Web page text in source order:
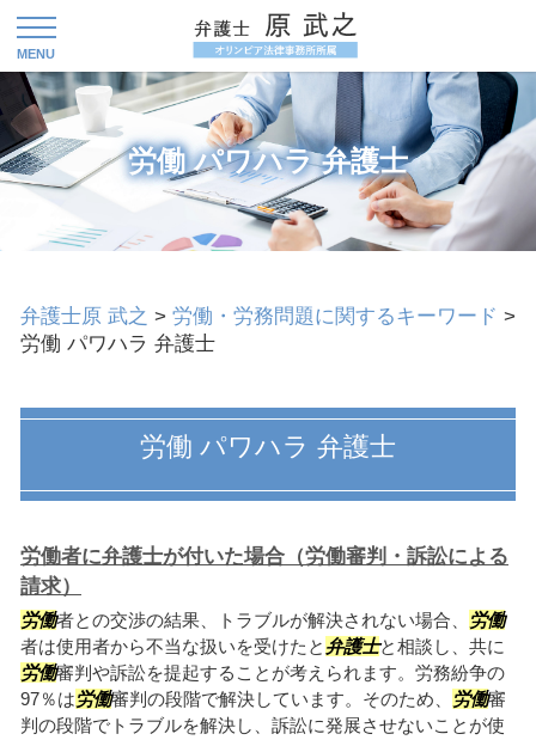
労働 パワハラ 弁護士
弁護士原 武之 > 労働・労務問題に関するキーワード >
労働 パワハラ 弁護士
労働 パワハラ 弁護士
労働者に弁護士が付いた場合（労働審判・訴訟による
請求）
労働者との交渉の結果、トラブルが解決されない場合、
労働
者は使用者から不当な扱いを受けたと 弁護士と相談し、共に
労働審判や訴訟を提起することが考えられます。労務紛争の
97％は労働審判の段階で解決しています。そのため、 労働審
判の段階でトラブルを解決し、訴訟に発展させないことが使